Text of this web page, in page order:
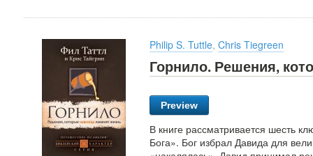
Philip S. Tuttle, Chris Tiegreen
Горнило. Решения,
Preview
В книге рассматривается шесть
Бога». Бог избрал Давида для